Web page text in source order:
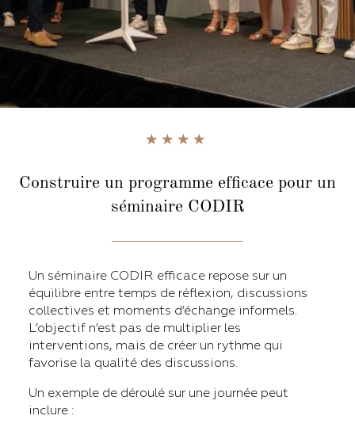
Construire un programme efficace pour un
séminaire CODIR
Un séminaire CODIR efficace repose sur un
équilibre entre temps de réflexion, discussions
collectives et moments d’échange informels.
L’objectif n’est pas de multiplier les
interventions, mais de créer un rythme qui
favorise la qualité des discussions.
Un exemple de déroulé sur une journée peut
inclure :